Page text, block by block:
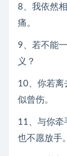
8、我依然
痛。
9、若不能
义？
10、你若离
似曾伤。
11、与你牵
也不愿放手。